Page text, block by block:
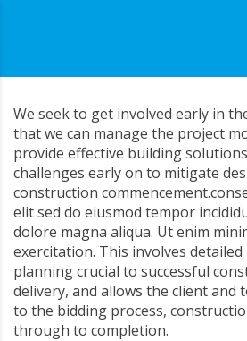
We seek to get involved early in
that we can manage the project
provide effective building
challenges early on to mitigate
construction
elit sed do eiusmod tempor
dolore magna aliqua. Ut enim
exercitation. This involves
planning crucial to successful
delivery, and allows the client and
to the bidding process,
through to completion.